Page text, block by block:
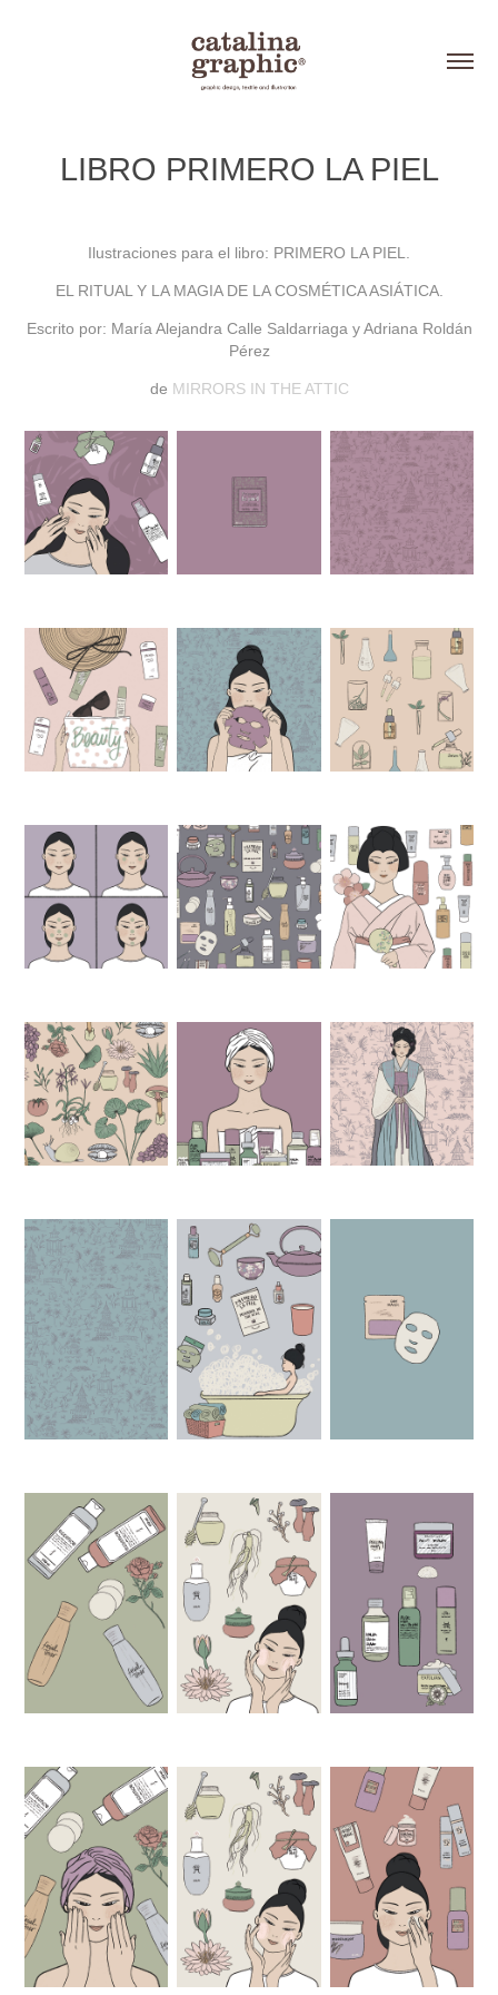
LIBRO PRIMERO LA PIEL
Ilustraciones para el libro: PRIMERO LA PIEL.
EL RITUAL Y LA MAGIA DE LA COSMÉTICA ASIÁTICA.
Escrito por: María Alejandra Calle Saldarriaga y Adriana Roldán
Pérez
de MIRRORS IN THE ATTIC